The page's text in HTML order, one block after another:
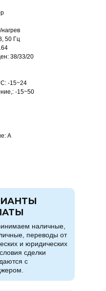
50 Гц
38/33/20
-15~24
-15~50
A
наличные,
переводы от
и юридических
сделки
с